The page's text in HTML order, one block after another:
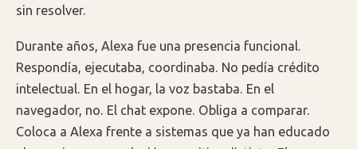
sin resolver.
Durante años, Alexa fue una presencia funcional.
Respondía, ejecutaba, coordinaba. No pedía crédito
intelectual. En el hogar, la voz bastaba. En el
navegador, no. El chat expone. Obliga a comparar.
Coloca a Alexa frente a sistemas que ya han educado